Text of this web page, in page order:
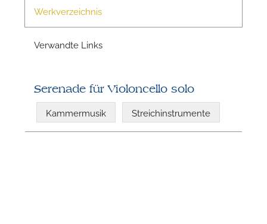
Werkverzeichnis
Verwandte Links
Serenade für Violoncello solo
Kammermusik Streichinstrumente